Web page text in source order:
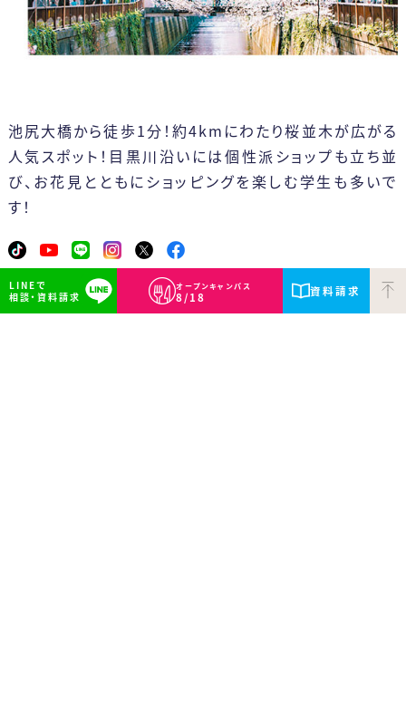
LINEで
相談・資料請求
オープンキャンパス
8/18
23 24 25 26 27 28 29
体験入学 授業見学会
※平日相談会や個別見学は随時対応しています。
資料請求
池尻大橋から徒歩1分！約4kmにわたり桜並木が広がる
人気スポット！目黒川沿いには個性派ショップも立ち並
び、お花見とともにショッピングを楽しむ学生も多いで
す！